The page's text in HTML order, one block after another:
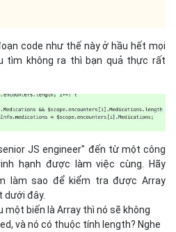
code như thế này ở hầu hết mọi
tìm không ra thì bạn quả thực rất
JS engineer" đến từ một công
hạnh được làm việc cùng. Hãy
làm sao để kiểm tra được Array
dưới đây.
một biến là Array thì nó sẽ không
và nó có thuộc tính length? Nghe